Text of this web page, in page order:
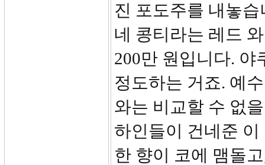
진 포도주를 내놓
네 콩티라는 레드
200만 원입니다. 야
정도하는 거죠. 예
와는 비교할 수 없
하인들이 건네준
한 향이 코에 맴돌